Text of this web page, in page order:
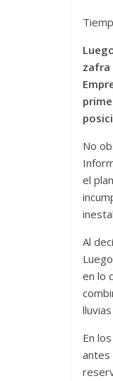
zafra
No
el
Al
en lo
En
antes